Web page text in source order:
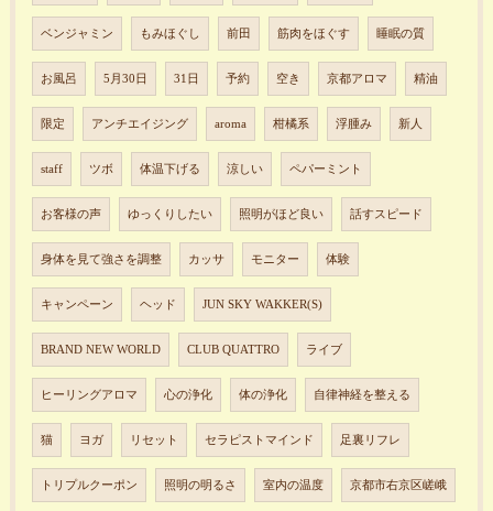
ベンジャミン もみほぐし 前田 筋肉をほぐす 睡眠の質
お風呂 5月30日 31日 予約 空き 京都アロマ 精油
限定 アンチエイジング aroma 柑橘系 浮腫み 新人
staff ツボ 体温下げる 涼しい ペパーミント
お客様の声 ゆっくりしたい 照明がほど良い 話すスピード
身体を見て強さを調整 カッサ モニター 体験
キャンペーン ヘッド JUN SKY WAKKER(S)
BRAND NEW WORLD CLUB QUATTRO ライブ
ヒーリングアロマ 心の浄化 体の浄化 自律神経を整える
猫 ヨガ リセット セラピストマインド 足裏リフレ
トリプルクーポン 照明の明るさ 室内の温度 京都市右京区嵯峨